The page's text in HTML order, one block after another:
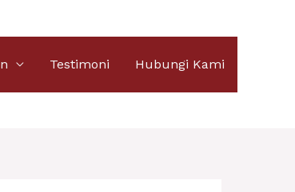
Testimoni Hubungi Kami